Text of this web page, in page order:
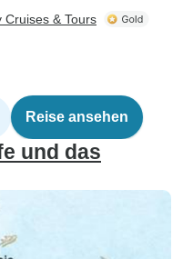
Cruises & Tours
Reise ansehen
und das